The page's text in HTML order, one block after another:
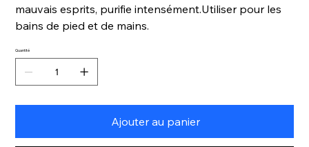
mauvais esprits, purifie intensément.Utiliser pour les
bains de pied et de mains.
Quantité
Ajouter au panier